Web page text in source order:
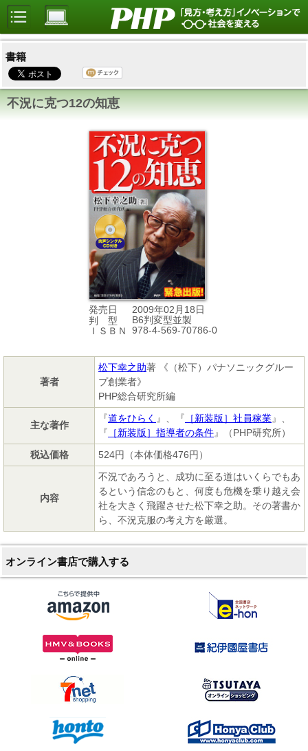
書籍
不況に克つ12の知恵
発売日
2009年02月18日
判 型
B6判変型並製
ＩＳＢＮ
978-4-569-70786-0
著者
松下幸之助著 《（松下）パナソニックグルー
プ創業者》
PHP総合研究所編
主な著作
『道をひらく 』、『 ［新装版］社員稼業』、
『 ［新装版］指導者の条件』（PHP研究所）
税込価格
524円（本体価格476円）
内容
不況であろうと、成功に至る道はいくらでもあ
るという信念のもと、何度も危機を乗り越え会
社を大きく飛躍させた松下幸之助。その著書か
ら、不況克服の考え方を厳選。
オンライン書店で購入する